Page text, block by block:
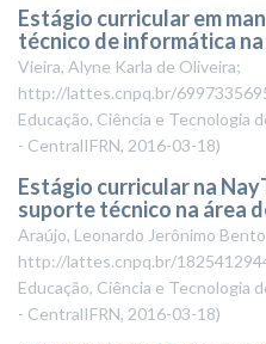
Estágio curricular em
técnico de informática
Vieira, Alyne Karla de Oliveira;
http://lattes.cnpq.br/
Educação, Ciência e Tecnologia
- CentralIFRN, 2016-03-18)
Estágio curricular na
suporte técnico na área
Araújo, Leonardo Jerônimo
http://lattes.cnpq.br/
Educação, Ciência e Tecnologia
- CentralIFRN, 2016-03-18)